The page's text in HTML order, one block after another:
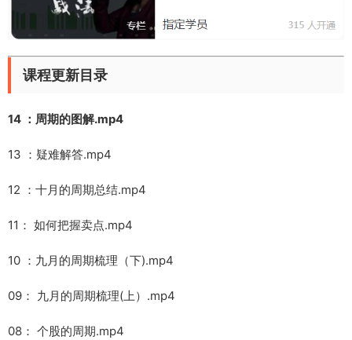
课程更新目录
14 ：周期的图解.mp4
13 ：疑难解答.mp4
12 ：十月的周期总结.mp4
11： 如何把握卖点.mp4
10 ：九月的周期梳理（下).mp4
09： 九月的周期梳理(上）.mp4
08： 个股的周期.mp4